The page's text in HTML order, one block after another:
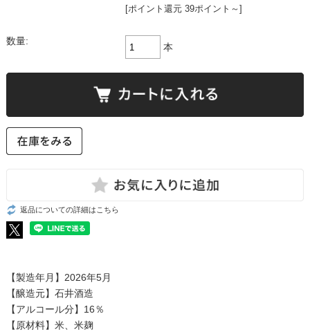
[ポイント還元 39ポイント～]
数量:
本
返品についての詳細はこちら
【製造年月】2026年5月
【醸造元】石井酒造
【アルコール分】16％
【原材料】米、米麹